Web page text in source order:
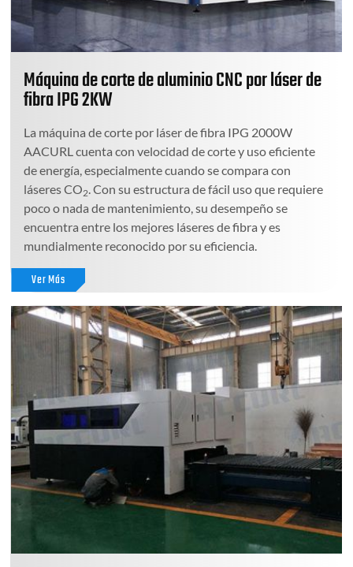
Máquina de corte de aluminio CNC por láser de
fibra IPG 2KW
La máquina de corte por láser de fibra IPG 2000W
AACURL cuenta con velocidad de corte y uso eficiente
de energía, especialmente cuando se compara con
láseres CO2 . Con su estructura de fácil uso que requiere
poco o nada de mantenimiento, su desempeño se
encuentra entre los mejores láseres de fibra y es
mundialmente reconocido por su eficiencia.
Ver Más